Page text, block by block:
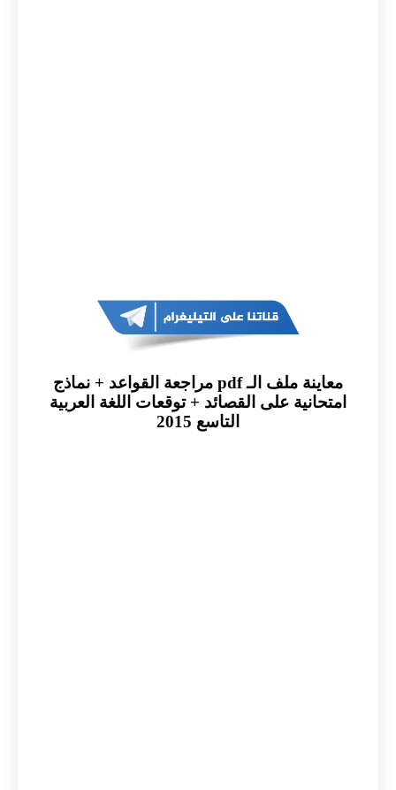
معاينة ملف الـ pdf مراجعة القواعد + نماذج
امتحانية على القصائد + توقعات اللغة العربية
التاسع 2015